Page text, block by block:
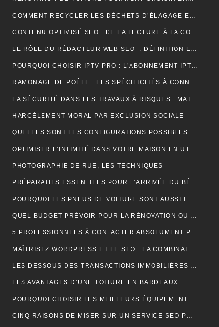
COMMENT RECYCLER LES DÉCHETS D’ÉLAGAGE ET D’ABATTAGE ?
CONTENU OPTIMISÉ SEO : DE LA LECTURE À LA CONVERSION
LE RÔLE DU RÉDACTEUR WEB SEO : DÉFINITION ET EXPLICATIONS
POURQUOI CHOISIR IPTV PRO : L’ABONNEMENT IPTV PREMIUM ULTIME
RAMONAGE DE POÊLE : LES SPÉCIFICITÉS À CONNAÎTRE
LA SÉCURITÉ DANS LES TRAVAUX À RISQUES : MATÉRIEL ET OBLIGATIONS
HARCÈLEMENT MORAL PAR EXCLUSION SOCIALE
QUELLES SONT LES CONFIGURATIONS POSSIBLES POUR UN ÉTABLI D’ATELIER PROFESSIONNEL ?
OPTIMISER L’INTIMITÉ DANS VOTRE MAISON EN UTILISANT DES VOLETS ROULANTS
PHOTOGRAPHIE DE RUE, LES TECHNIQUES
PRÉPARATIFS ESSENTIELS POUR L’ARRIVÉE DU BÉBÉ
POURQUOI LES PNEUS DE VOITURE SONT AUSSI IMPORTANTS ?
QUEL BUDGET PRÉVOIR POUR LA RÉNOVATION OU LA CONSTRUCTION DE LA TOITURE ?
5 PROFESSIONNELS À CONTACTER ABSOLUMENT POUR RÉUSSIR SON MARIAGE
MAÎTRISEZ WORDPRESS ET LE SEO : LA COMBINAISON GAGNANTE POUR VOTRE SITE WEB
LES DESSOUS DES TRANSACTIONS IMMOBILIÈRES DANS LE SECTEUR HÔTELIER
LES AVANTAGES D’UNE TOITURE EN BARDEAUX
POURQUOI CHOISIR LES MEILLEURS ÉQUIPEMENTS D’ISOLATION PHONIQUE POUR TOITURE ?
CINQ RAISONS DE MISER SUR UN SERVICE SEO PROFESSIONNEL